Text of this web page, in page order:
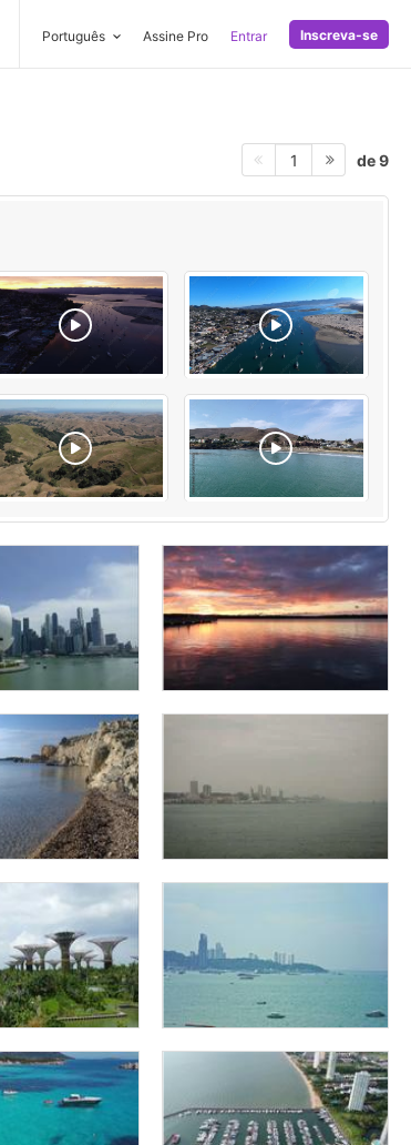
Português Assine Pro Entrar Inscreva-se
1 de 9